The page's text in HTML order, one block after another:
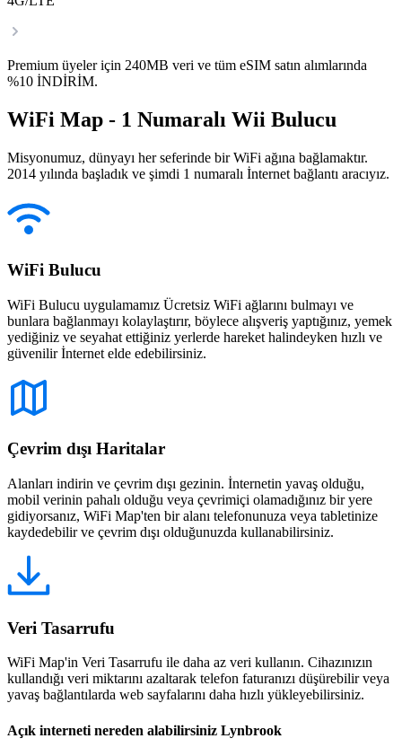
Premium üyeler için 240MB veri ve tüm eSIM satın alımlarında
%10 İNDİRİM.
WiFi Map - 1 Numaralı Wii Bulucu
Misyonumuz, dünyayı her seferinde bir WiFi ağına bağlamaktır.
2014 yılında başladık ve şimdi 1 numaralı İnternet bağlantı aracıyız.
WiFi Bulucu
WiFi Bulucu uygulamamız Ücretsiz WiFi ağlarını bulmayı ve
bunlara bağlanmayı kolaylaştırır, böylece alışveriş yaptığınız, yemek
yediğiniz ve seyahat ettiğiniz yerlerde hareket halindeyken hızlı ve
güvenilir İnternet elde edebilirsiniz.
Çevrim dışı Haritalar
Alanları indirin ve çevrim dışı gezinin. İnternetin yavaş olduğu,
mobil verinin pahalı olduğu veya çevrimiçi olamadığınız bir yere
gidiyorsanız, WiFi Map'ten bir alanı telefonunuza veya tabletinize
kaydedebilir ve çevrim dışı olduğunuzda kullanabilirsiniz.
Veri Tasarrufu
WiFi Map'in Veri Tasarrufu ile daha az veri kullanın. Cihazınızın
kullandığı veri miktarını azaltarak telefon faturanızı düşürebilir veya
yavaş bağlantılarda web sayfalarını daha hızlı yükleyebilirsiniz.
Açık interneti nereden alabilirsiniz Lynbrook